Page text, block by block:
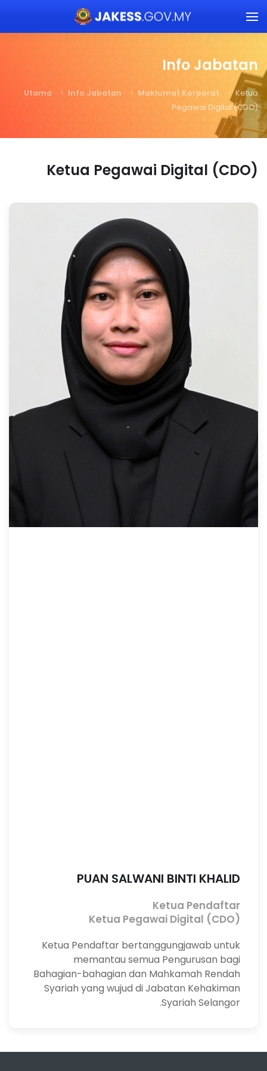
Skip to main content
Info Jabatan
Utama Info Jabatan Maklumat Korporat
Ketua
Pegawai Digital (CDO)
Ketua Pegawai Digital (CDO)
PUAN SALWANI BINTI KHALID
Ketua Pendaftar
Ketua Pegawai Digital (CDO)
Ketua Pendaftar bertanggungjawab untuk
memantau semua Pengurusan bagi
Bahagian-bahagian dan Mahkamah Rendah
Syariah yang wujud di Jabatan Kehakiman
Syariah Selangor.